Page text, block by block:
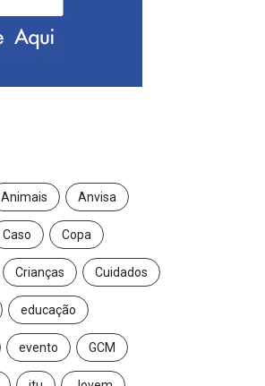
Animais Anvisa
Caso Copa
Crianças Cuidados
educação
evento GCM